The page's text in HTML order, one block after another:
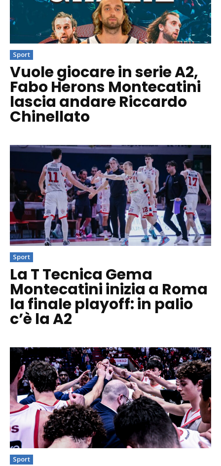
Sport
Vuole giocare in serie A2,
Fabo Herons Montecatini
lascia andare Riccardo
Chinellato
Sport
La T Tecnica Gema
Montecatini inizia a Roma
la finale playoff: in palio
c’è la A2
Sport